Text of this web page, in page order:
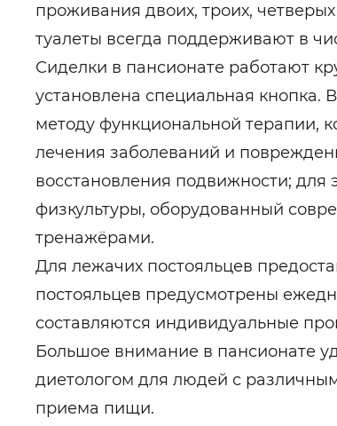
проживания двоих, троих,
туалеты всегда поддерживают в
Сиделки в пансионате работают
установлена специальная кнопка.
методу функциональной терапии,
лечения заболеваний и
восстановления подвижности; для
физкультуры, оборудованный
тренажёрами.
Для лежачих постояльцев
постояльцев предусмотрены
составляются индивидуальные
Большое внимание в пансионате
диетологом для людей с
приема пищи.